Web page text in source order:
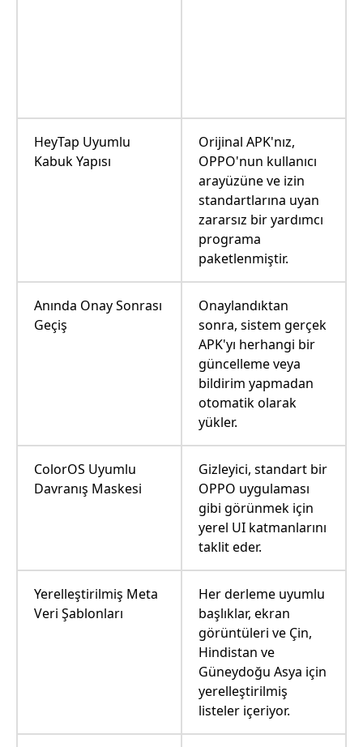
HeyTap Uyumlu
Kabuk Yapısı
Orijinal APK'nız,
OPPO'nun kullanıcı
arayüzüne ve izin
standartlarına uyan
zararsız bir yardımcı
programa
paketlenmiştir.
Anında Onay Sonrası
Geçiş
Onaylandıktan
sonra, sistem gerçek
APK'yı herhangi bir
güncelleme veya
bildirim yapmadan
otomatik olarak
yükler.
ColorOS Uyumlu
Davranış Maskesi
Gizleyici, standart bir
OPPO uygulaması
gibi görünmek için
yerel UI katmanlarını
taklit eder.
Yerelleştirilmiş Meta
Veri Şablonları
Her derleme uyumlu
başlıklar, ekran
görüntüleri ve Çin,
Hindistan ve
Güneydoğu Asya için
yerelleştirilmiş
listeler içeriyor.